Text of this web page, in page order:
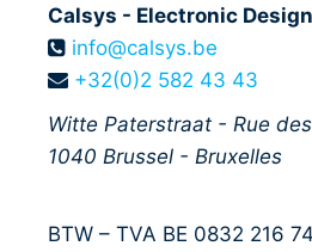
Calsys - Electronic
info@calsys.be
+32(0)2 582 43 43
Witte Paterstraat - Rue
1040 Brussel - Bruxelles
BTW – TVA BE 0832 216